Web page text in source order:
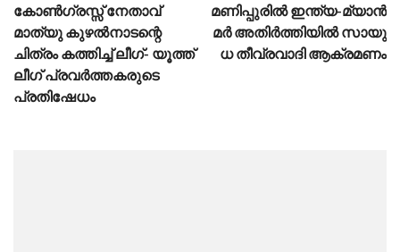
കോണ്‍ഗ്രസ്സ് നേതാവ്
മാത്യു കുഴല്‍നാടന്റെ
ചിത്രം കത്തിച്ച് ലീഗ്- യൂത്ത്
ലീഗ് പ്രവര്‍ത്തകരുടെ
പ്രതിഷേധം
മ​​​ണി​​​പ്പു​​​രിൽ ഇ​​​ന്ത്യ-​​​മ്യാ​​​ൻ​​​
മ​​​ർ അ​​​തി​​​ർ​​​ത്തി​​​യി​​​ൽ ​​​സാ​​​യു​​​
ധ തീ​​​വ്ര​​​വാ​​​ദി​​​ ആക്രമണം